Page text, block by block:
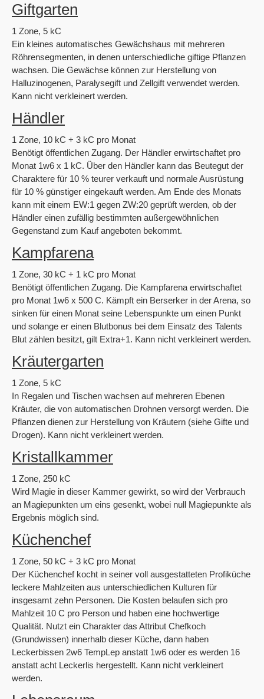
Giftgarten
1 Zone, 5 kC
Ein kleines automatisches Gewächshaus mit mehreren
Röhrensegmenten, in denen unterschiedliche giftige Pflanzen
wachsen. Die Gewächse können zur Herstellung von
Halluzinogenen, Paralysegift und Zellgift verwendet werden.
Kann nicht verkleinert werden.
Händler
1 Zone, 10 kC + 3 kC pro Monat
Benötigt öffentlichen Zugang. Der Händler erwirtschaftet pro
Monat 1w6 x 1 kC. Über den Händler kann das Beutegut der
Charaktere für 10 % teurer verkauft und normale Ausrüstung
für 10 % günstiger eingekauft werden. Am Ende des Monats
kann mit einem EW:1 gegen ZW:20 geprüft werden, ob der
Händler einen zufällig bestimmten außergewöhnlichen
Gegenstand zum Kauf angeboten bekommt.
Kampfarena
1 Zone, 30 kC + 1 kC pro Monat
Benötigt öffentlichen Zugang. Die Kampfarena erwirtschaftet
pro Monat 1w6 x 500 C. Kämpft ein Berserker in der Arena, so
sinken für einen Monat seine Lebenspunkte um einen Punkt
und solange er einen Blutbonus bei dem Einsatz des Talents
Blut zählen besitzt, gilt Extra+1. Kann nicht verkleinert werden.
Kräutergarten
1 Zone, 5 kC
In Regalen und Tischen wachsen auf mehreren Ebenen
Kräuter, die von automatischen Drohnen versorgt werden. Die
Pflanzen dienen zur Herstellung von Kräutern (siehe Gifte und
Drogen). Kann nicht verkleinert werden.
Kristallkammer
1 Zone, 250 kC
Wird Magie in dieser Kammer gewirkt, so wird der Verbrauch
an Magiepunkten um eins gesenkt, wobei null Magiepunkte als
Ergebnis möglich sind.
Küchenchef
1 Zone, 50 kC + 3 kC pro Monat
Der Küchenchef kocht in seiner voll ausgestatteten Profiküche
leckere Mahlzeiten aus unterschiedlichen Kulturen für
insgesamt zehn Personen. Die Kosten belaufen sich pro
Mahlzeit 10 C pro Person und haben eine hochwertige
Qualität. Nutzt ein Charakter das Attribut Chefkoch
(Grundwissen) innerhalb dieser Küche, dann haben
Leckerbissen 2w6 TempLep anstatt 1w6 oder es werden 16
anstatt acht Leckerlis hergestellt. Kann nicht verkleinert
werden.